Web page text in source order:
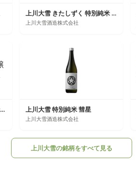
上川大雪 きたしずく 特別純米 しぼりたて生酒
上川大雪酒造株式会社
上川大雪 彗星 純米吟醸 白麹仕込み夏生酒 No.55 上川大雪 特別純米 彗星
上川大雪酒造株式会社
上川大雪の銘柄をすべて見る